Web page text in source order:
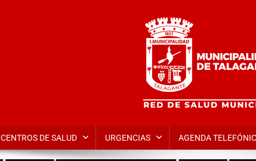
Red de Salud Municipal de
CENTROS DE SALUD URGENCIAS AGENDA